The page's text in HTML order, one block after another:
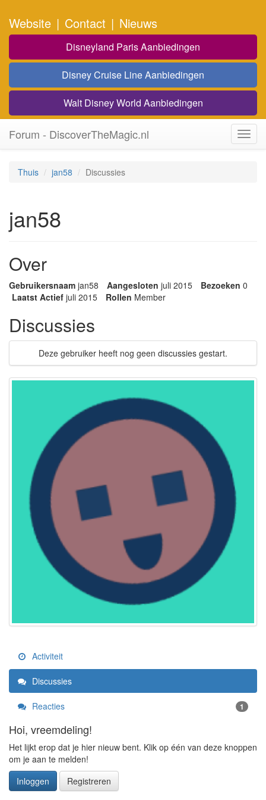
Website | Contact | Nieuws
Disneyland Paris Aanbiedingen
Disney Cruise Line Aanbiedingen
Walt Disney World Aanbiedingen
Forum - DiscoverTheMagic.nl
Thuis jan58 Discussies
jan58
Over
Gebruikersnaam jan58 Aangesloten juli 2015 Bezoeken 0
Laatst Actief juli 2015 Rollen Member
Discussies
Deze gebruiker heeft nog geen discussies gestart.
Activiteit
Discussies
Reacties 1
Hoi, vreemdeling!
Het lijkt erop dat je hier nieuw bent. Klik op één van deze knoppen
om je aan te melden!
Inloggen
Registreren